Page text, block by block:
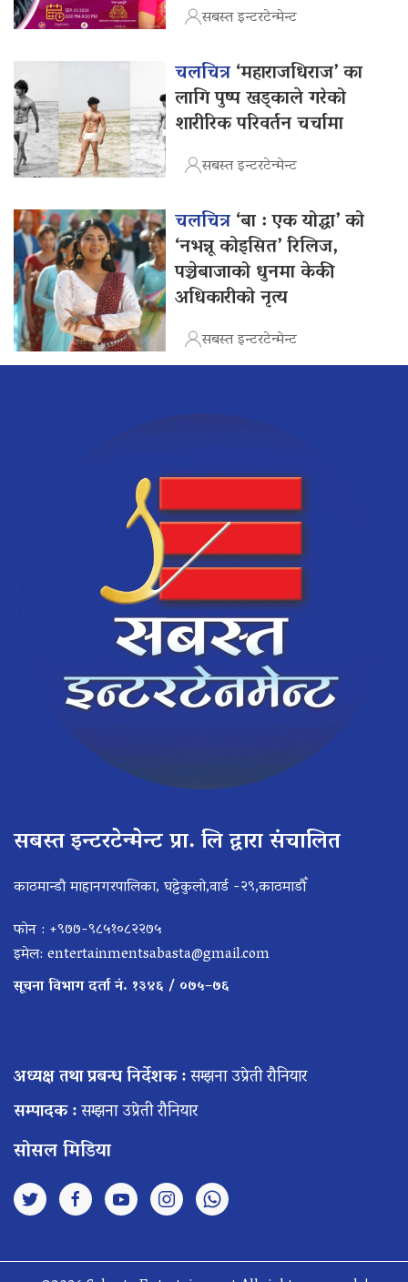
सबस्त इन्टरटेन्मेन्ट
चलचित्र‘महाराजधिराज’ का
लागि पुष्प खड्काले गरेको
शारीरिक परिवर्तन चर्चामा
सबस्त इन्टरटेन्मेन्ट
चलचित्र‘बा : एक योद्धा’ को
‘नभन्नू कोइसित’ रिलिज,
पञ्चेबाजाको धुनमा केकी
अधिकारीको नृत्य
सबस्त इन्टरटेन्मेन्ट
सबस्त इन्टरटेन्मेन्ट प्रा. लि द्वारा संचालित
काठमान्डौ माहानगरपालिका, घट्टेकुलो,वार्ड -२९,काठमाडौँ
फोन : +९७७-९८५१०८२२७५
इमेल: entertainmentsabasta@gmail.com
सूचना विभाग दर्ता नं. १३४६ / ०७५–७६
अध्यक्ष तथा प्रबन्ध निर्देशक :सम्झना उप्रेती रौनियार
सम्पादक :सम्झना उप्रेती रौनियार
सोसल मिडिया